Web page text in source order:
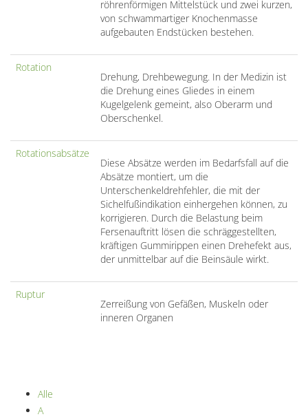
röhrenförmigen Mittelstück und zwei kurzen,
von schwammartiger Knochenmasse
aufgebauten Endstücken bestehen.
Rotation
Drehung, Drehbewegung. In der Medizin ist
die Drehung eines Gliedes in einem
Kugelgelenk gemeint, also Oberarm und
Oberschenkel.
Rotationsabsätze
Diese Absätze werden im Bedarfsfall auf die
Absätze montiert, um die
Unterschenkeldrehfehler, die mit der
Sichelfußindikation einhergehen können, zu
korrigieren. Durch die Belastung beim
Fersenauftritt lösen die schräggestellten,
kräftigen Gummirippen einen Drehefekt aus,
der unmittelbar auf die Beinsäule wirkt.
Ruptur
Zerreißung von Gefäßen, Muskeln oder
inneren Organen
Alle
A